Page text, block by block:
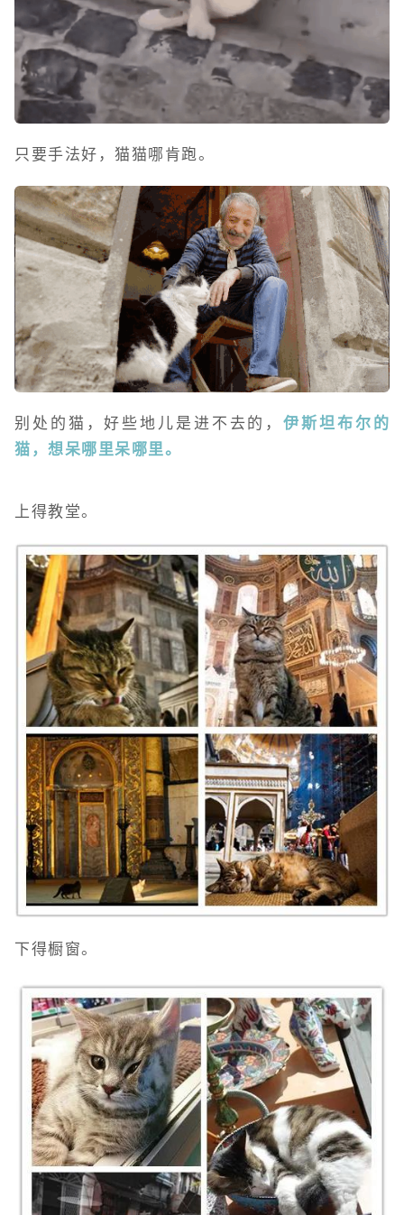
只要手法好，猫猫哪肯跑。
别处的猫，好些地儿是进不去的，伊斯坦布尔的
猫，想呆哪里呆哪里。
上得教堂。
下得橱窗。